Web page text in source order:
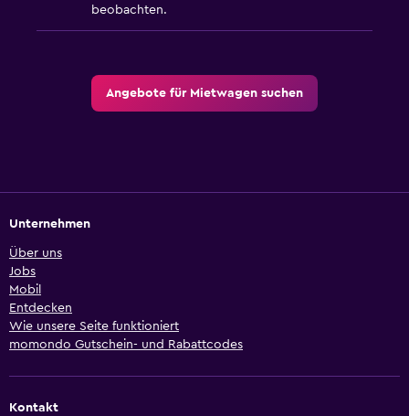
beobachten.
Angebote für Mietwagen suchen
Unternehmen
Über uns
Jobs
Mobil
Entdecken
Wie unsere Seite funktioniert
momondo Gutschein- und Rabattcodes
Kontakt